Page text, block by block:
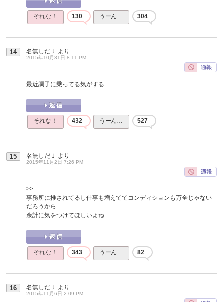
それな！ 130 うーん… 304
14 名無しだＪ より
2015年10月31日 8:11 PM
最近調子に乗ってる気がする
それな！ 432 うーん… 527
15 名無しだＪ より
2015年11月2日 7:26 PM
>>
事務所に推されてるし仕事も増えててコンディションも万全じゃない
だろうから
余計に気をつけてほしいよね
それな！ 343 うーん… 82
16 名無しだＪ より
2015年11月6日 2:09 PM